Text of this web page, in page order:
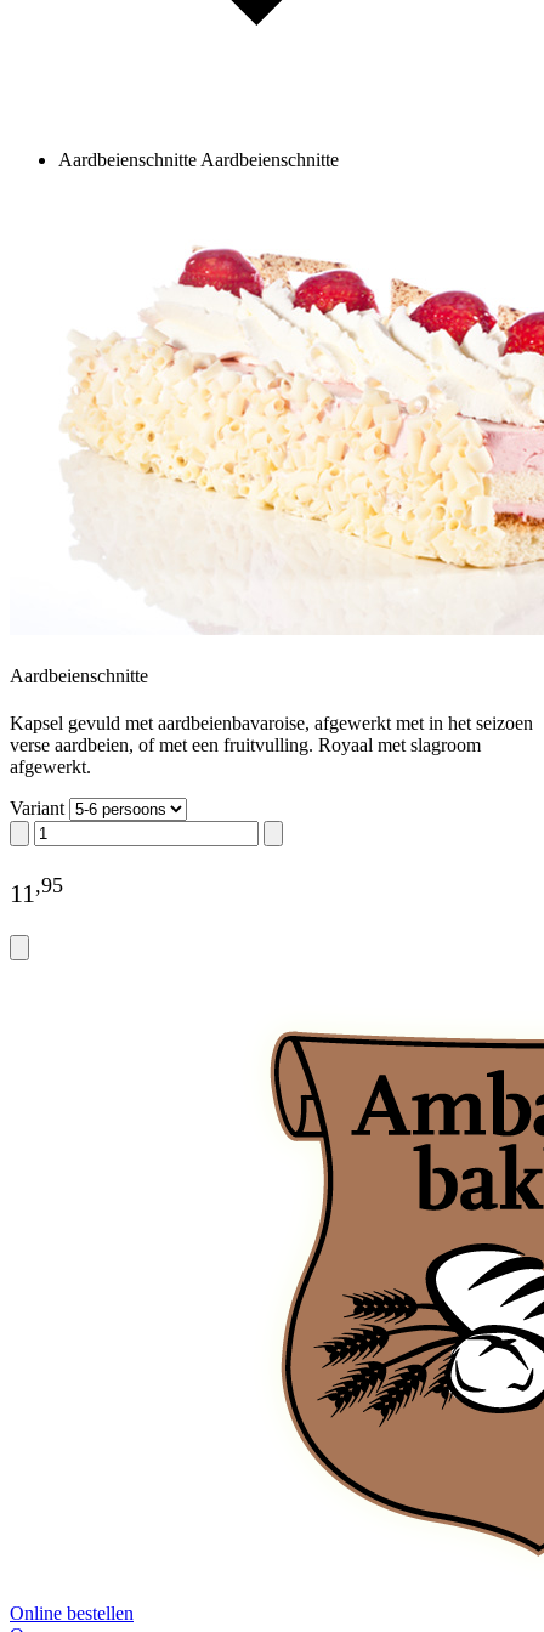
Aardbeienschnitte Aardbeienschnitte
Aardbeienschnitte
Kapsel gevuld met aardbeienbavaroise, afgewerkt met in het seizoen
verse aardbeien, of met een fruitvulling. Royaal met slagroom
afgewerkt.
Variant
11,95
Online bestellen